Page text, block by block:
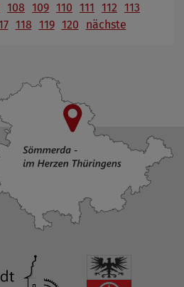
108 109 110 111 112 113
118 119 120 nächste